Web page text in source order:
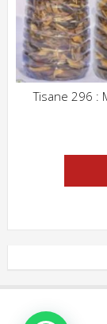
Tisane 296 :